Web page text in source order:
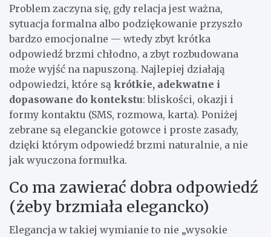
Problem zaczyna się, gdy relacja jest ważna,
sytuacja formalna albo podziękowanie przyszło
bardzo emocjonalne — wtedy zbyt krótka
odpowiedź brzmi chłodno, a zbyt rozbudowana
może wyjść na napuszoną. Najlepiej działają
odpowiedzi, które są krótkie, adekwatne i
dopasowane do kontekstu: bliskości, okazji i
formy kontaktu (SMS, rozmowa, karta). Poniżej
zebrane są eleganckie gotowce i proste zasady,
dzięki którym odpowiedź brzmi naturalnie, a nie
jak wyuczona formułka.
Co ma zawierać dobra odpowiedź
(żeby brzmiała elegancko)
Elegancja w takiej wymianie to nie „wysokie